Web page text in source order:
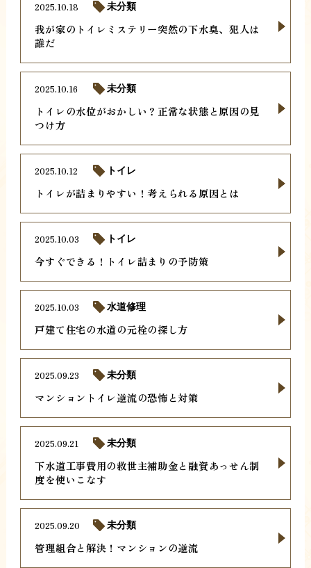
我が家のトイレミステリー突然の下水臭、犯人は
誰だ
2025.10.18 未分類
トイレの水位がおかしい？正常な状態と原因の見
つけ方
2025.10.16 未分類
トイレが詰まりやすい！考えられる原因とは
2025.10.12 トイレ
今すぐできる！トイレ詰まりの予防策
2025.10.03 トイレ
戸建て住宅の水道の元栓の探し方
2025.10.03 水道修理
マンショントイレ逆流の恐怖と対策
2025.09.23 未分類
下水道工事費用の救世主補助金と融資あっせん制
度を使いこなす
2025.09.21 未分類
管理組合と解決！マンションの逆流
2025.09.20 未分類